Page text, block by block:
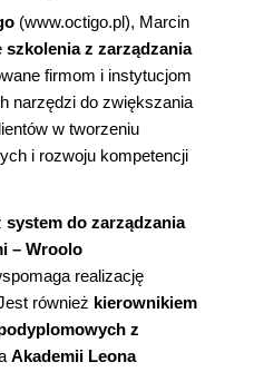
(www.octigo.pl), Marcin
szkolenia z zarządzania
firmom i instytucjom
narzędzi do zwiększania
w tworzeniu
i rozwoju kompetencji
system do zarządzania
– Wroolo
realizację
również kierownikiem
z
Akademii Leona